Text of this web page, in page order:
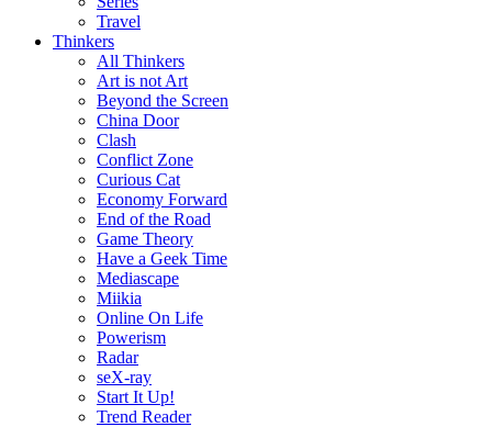
Travel
Thinkers
All Thinkers
Art is not Art
Beyond the Screen
China Door
Clash
Conflict Zone
Curious Cat
Economy Forward
End of the Road
Game Theory
Have a Geek Time
Mediascape
Miikia
Online On Life
Powerism
Radar
seX-ray
Start It Up!
Trend Reader